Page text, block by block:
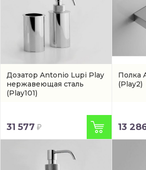
Дозатор Antonio Lupi Play
нержавеющая сталь
(Play101)
31 577
Полка
(Play2)
13